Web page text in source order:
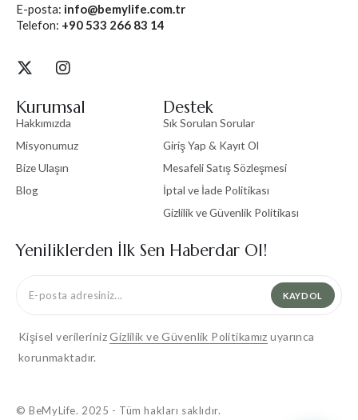
E-posta: info@bemylife.com.tr
Telefon: +90 533 266 83 14
Kurumsal
Hakkımızda
Misyonumuz
Bize Ulaşın
Blog
Destek
Sık Sorulan Sorular
Giriş Yap & Kayıt Ol
Mesafeli Satış Sözleşmesi
İptal ve İade Politikası
Gizlilik ve Güvenlik Politikası
Yeniliklerden İlk Sen Haberdar Ol!
KAYDOL
Kişisel verilerinizGizlilik ve Güvenlik Politikamız uyarınca
korunmaktadır.
© BeMyLife. 2025 - Tüm hakları saklıdır.